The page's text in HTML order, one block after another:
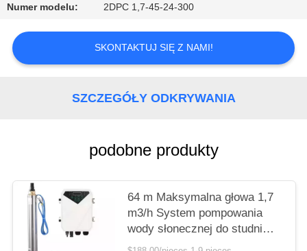
Numer modelu: 2DPC 1,7-45-24-300
SKONTAKTUJ SIĘ Z NAMI!
SZCZEGÓŁY ODKRYWANIA
podobne produkty
64 m Maksymalna głowa 1,7
m3/h System pompowania
wody słonecznej do studni
głębokiej